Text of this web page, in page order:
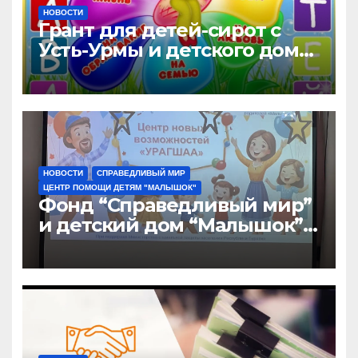
НОВОСТИ
Грант для детей-сирот с
Усть-Урмы и детского дома
“Малышок”
НОВОСТИ
СПРАВЕДЛИВЫЙ МИР
ЦЕНТР ПОМОЩИ ДЕТЯМ "МАЛЫШОК"
Фонд “Справедливый мир”
и детский дом “Малышок”
открыли центр новых
возможностей “УРАГШАА”